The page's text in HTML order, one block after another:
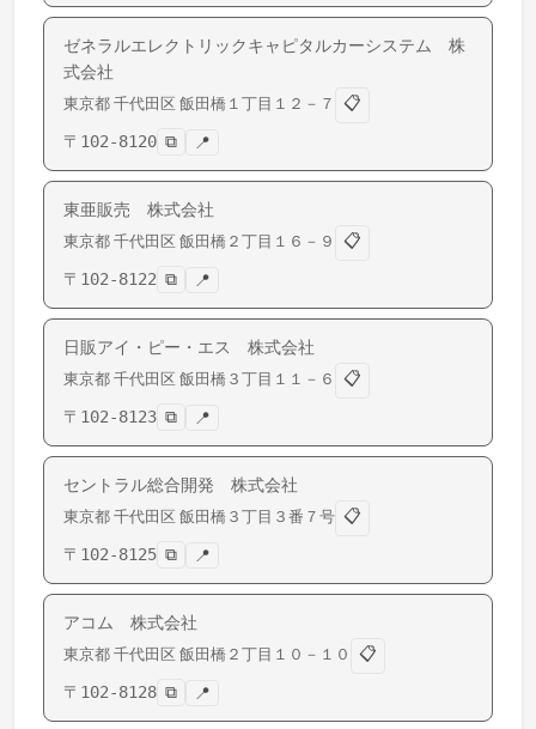
ゼネラルエレクトリックキャピタルカーシステム 株
式会社
東京都 千代田区 飯田橋 １丁目１２－７
📋
〒 102-8120 ⧉ 📍
東亜販売 株式会社
東京都 千代田区 飯田橋 ２丁目１６－９
📋
〒 102-8122 ⧉ 📍
日販アイ・ピー・エス 株式会社
東京都 千代田区 飯田橋 ３丁目１１－６
📋
〒 102-8123 ⧉ 📍
セントラル総合開発 株式会社
東京都 千代田区 飯田橋 ３丁目３番７号 📋
〒 102-8125 ⧉ 📍
アコム 株式会社
東京都 千代田区 飯田橋 ２丁目１０－１０
📋
〒 102-8128 ⧉ 📍